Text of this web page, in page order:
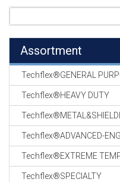
Assortment
Techflex®GENERAL
Techflex®HEAVY DUTY
Techflex®ADVANCED-
Techflex®EXTREME
Techflex®SPECIALTY